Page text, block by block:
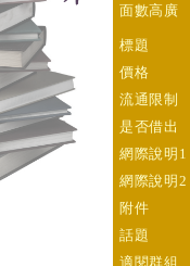
面數高廣
標題
價格
流通限制
是否借出
網際說明1
網際說明2
附件
話題
適閱群組